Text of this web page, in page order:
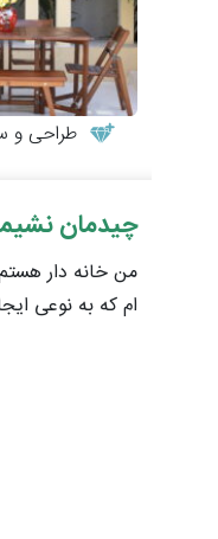
طراحی و
چیدمان
من خانه دار
ام که به نوعی